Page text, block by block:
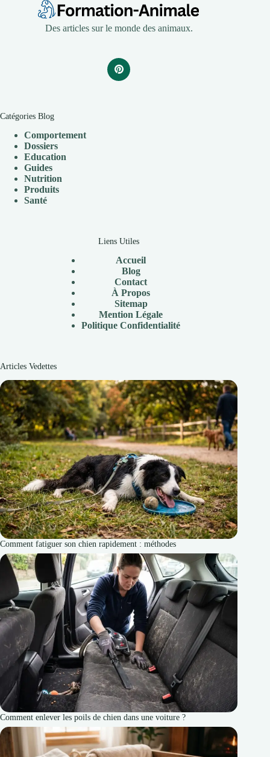
Des articles sur le monde des animaux.
Catégories Blog
Comportement
Dossiers
Education
Guides
Nutrition
Produits
Santé
Liens Utiles
Accueil
Blog
Contact
À Propos
Sitemap
Mention Légale
Politique Confidentialité
Articles Vedettes
Comment fatiguer son chien rapidement : méthodes
Comment enlever les poils de chien dans une voiture ?